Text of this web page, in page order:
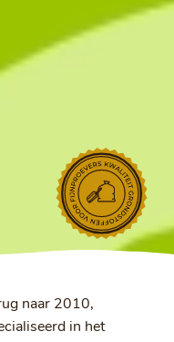
naar 2010,
in het